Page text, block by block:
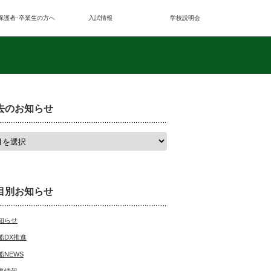
護者･卒業生の方へ 入試情報 学校説明会
のお知らせ
別お知らせ
らせ
DX推進
NEWS